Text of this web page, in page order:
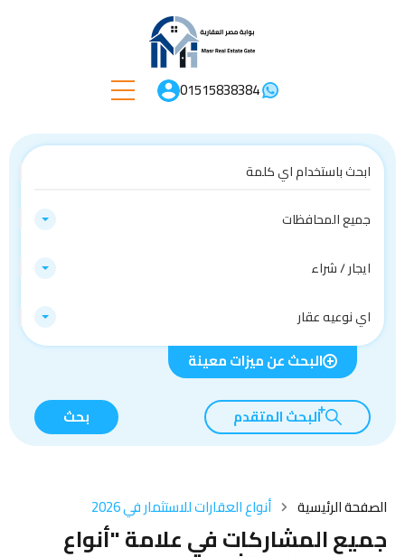
01515838384
جميع المحافظات
ايجار / شراء
اي نوعيه عقار
البحث عن ميزات معينة
البحث المتقدم بحث
الصفحة الرئيسية أنواع العقارات للاستثمار في 2026
جميع المشاركات في علامة "أنواع